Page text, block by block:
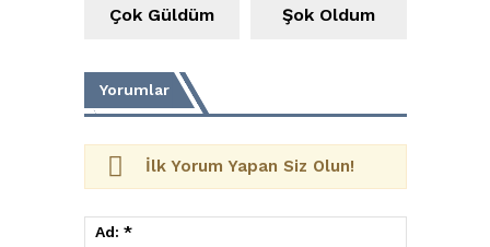
Çok Güldüm Şok Oldum
Yorumlar
İlk Yorum Yapan Siz Olun!